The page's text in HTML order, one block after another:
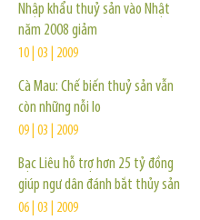
Nhập khẩu thuỷ sản vào Nhật
năm 2008 giảm
10 | 03 | 2009
Cà Mau: Chế biến thuỷ sản vẫn
còn những nỗi lo
09 | 03 | 2009
Bạc Liêu hỗ trợ hơn 25 tỷ đồng
giúp ngư dân đánh bắt thủy sản
06 | 03 | 2009